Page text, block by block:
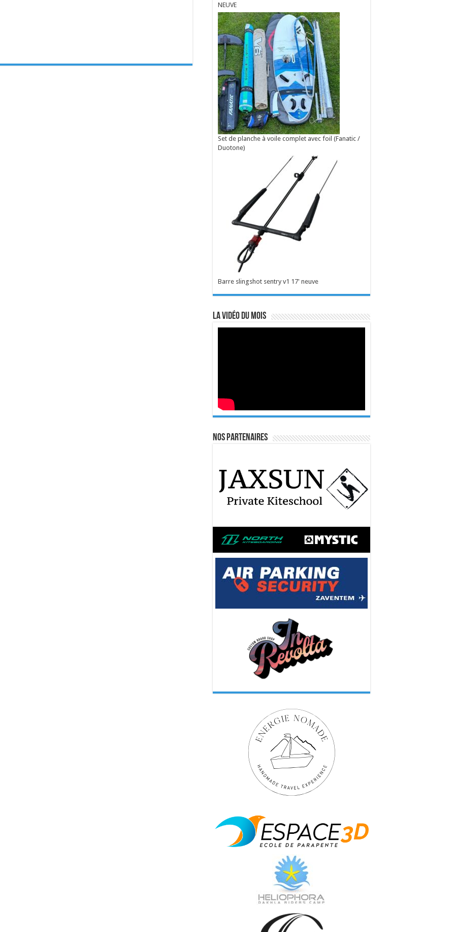
NEUVE
Set de planche à voile complet avec foil (Fanatic /
Duotone)
Barre slingshot sentry v1 17' neuve
La vidéo du mois
Nos Partenaires